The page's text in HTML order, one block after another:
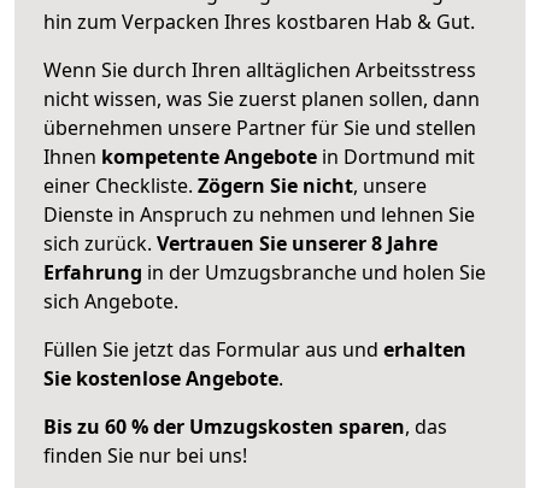
hin zum Verpacken Ihres kostbaren Hab & Gut.
Wenn Sie durch Ihren alltäglichen Arbeitsstress
nicht wissen, was Sie zuerst planen sollen, dann
übernehmen unsere Partner für Sie und stellen
Ihnen kompetente Angebote in Dortmund mit
einer Checkliste. Zögern Sie nicht, unsere
Dienste in Anspruch zu nehmen und lehnen Sie
sich zurück. Vertrauen Sie unserer 8 Jahre
Erfahrung in der Umzugsbranche und holen Sie
sich Angebote.
Füllen Sie jetzt das Formular aus und erhalten
Sie kostenlose Angebote.
Bis zu 60 % der Umzugskosten sparen, das
finden Sie nur bei uns!